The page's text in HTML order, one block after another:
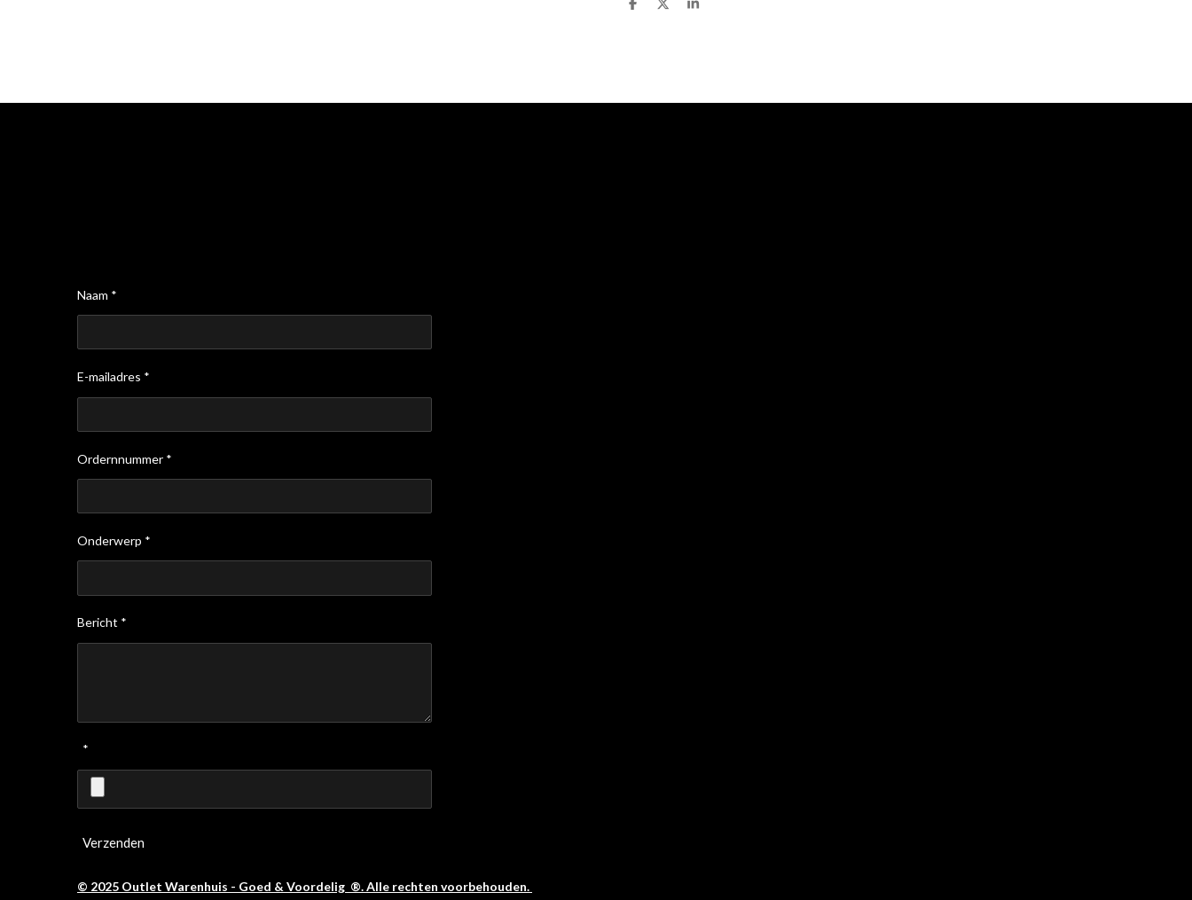
D
D
S
Naam *
E-mailadres *
Ordernnummer *
Onderwerp *
Bericht *
*
Verzenden
© 2025 Outlet Warenhuis - Goed & Voordelig ®. Alle rechten voorbehouden.